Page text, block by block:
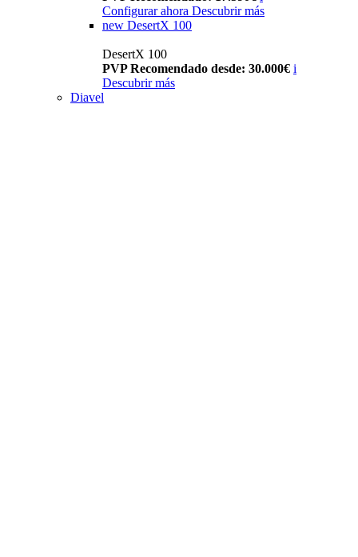
Configurar ahora Descubrir más
new DesertX 100
DesertX 100
PVP Recomendado desde: 30.000€ i
Descubrir más
Diavel